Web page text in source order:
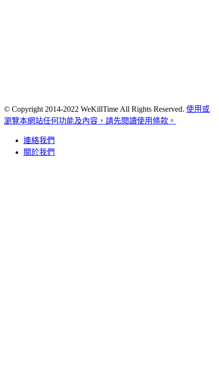
© Copyright 2014-2022 WeKillTime All Rights Reserved. 使用或
瀏覽本網站任何功能及內容，請先閱讀使用條款。
連絡我們
關於我們